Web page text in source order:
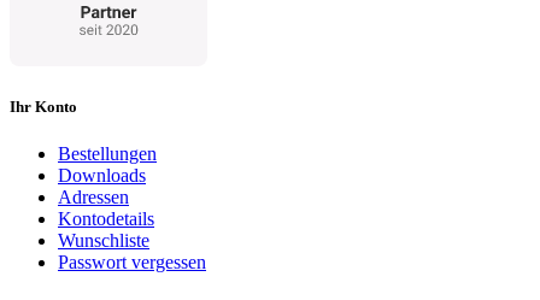
Ihr Konto
Bestellungen
Downloads
Adressen
Kontodetails
Wunschliste
Passwort vergessen